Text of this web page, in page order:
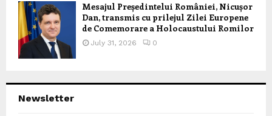
Mesajul Președintelui României, Nicușor
Dan, transmis cu prilejul Zilei Europene
de Comemorare a Holocaustului Romilor
July 31, 2026 0
Newsletter